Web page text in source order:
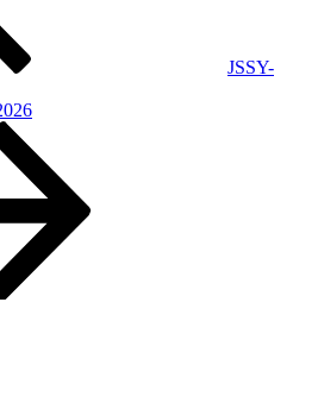
JSSY-